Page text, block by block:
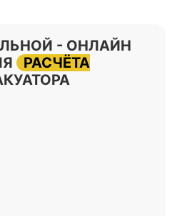
- ОНЛАЙН
РАСЧЁТА